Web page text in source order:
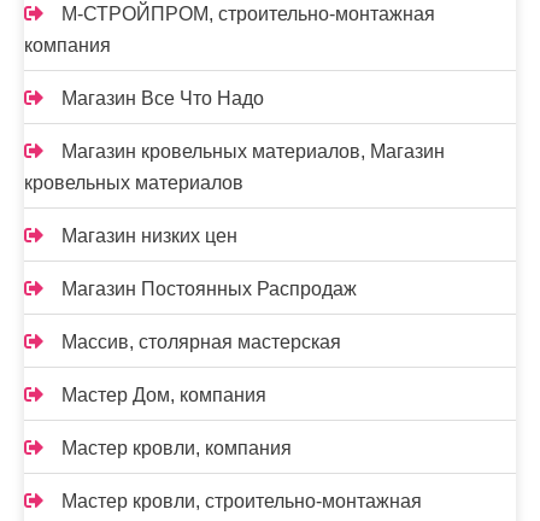
М-СТРОЙПРОМ, строительно-монтажная
компания
Магазин Все Что Надо
Магазин кровельных материалов, Магазин
кровельных материалов
Магазин низких цен
Магазин Постоянных Распродаж
Массив, столярная мастерская
Мастер Дом, компания
Мастер кровли, компания
Мастер кровли, строительно-монтажная